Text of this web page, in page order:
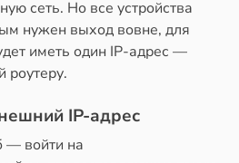
сеть. Но все устройства
нужен выход вовне, для
иметь один IP-адрес —
роутеру.
IP-адрес
— войти на